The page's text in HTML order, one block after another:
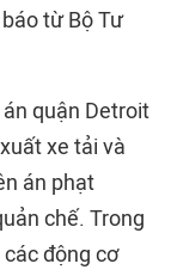
từ Bộ Tư
quận Detroit
xe tải và
án phạt
chế. Trong
động cơ